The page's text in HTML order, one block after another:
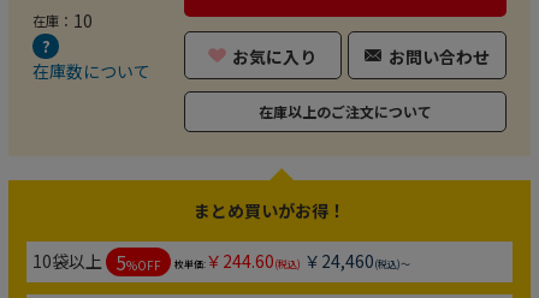
在庫： 10
在庫数について
お気に入り お問い合わせ
在庫以上のご注文について
まとめ買いがお得！
10袋以上 5%OFF 枚単価:￥244.60(税込) ￥24,460(税込)～